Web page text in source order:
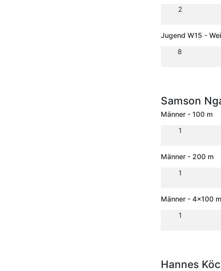
2
Jugend W15 -
8
Samson
Männer - 100 m
1
Männer - 200 m
1
Männer - 4x100
1
Hannes